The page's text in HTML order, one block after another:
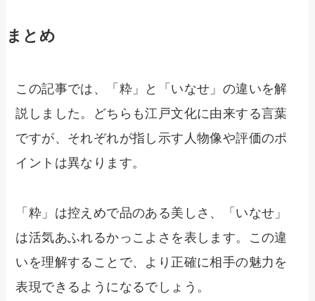
まとめ
この記事では、「粋」と「いなせ」の違いを解
説しました。どちらも江戸文化に由来する言葉
ですが、それぞれが指し示す人物像や評価のポ
イントは異なります。
「粋」は控えめで品のある美しさ、「いなせ」
は活気あふれるかっこよさを表します。この違
いを理解することで、より正確に相手の魅力を
表現できるようになるでしょう。